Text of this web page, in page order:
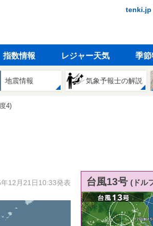
tenki.jp
指数情報 レジャー天気 季節
地震情報 気象予報士の解説
4)
12月21日10:33発表 台風13号 (ドル